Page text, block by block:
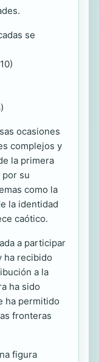
se
ocasiones
complejos y
la primera
por su
como la
la identidad
caótico.
a participar
ha recibido
a la
ha sido
ha permitido
fronteras
figura